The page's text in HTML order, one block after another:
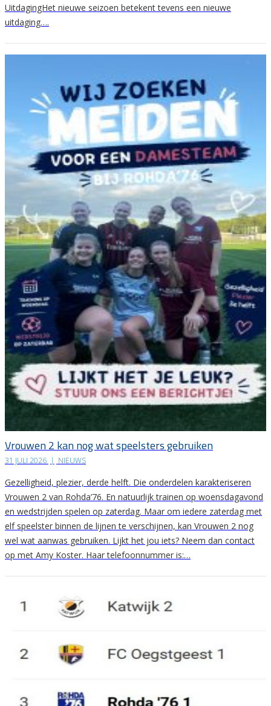
UitdagingHet nieuwe seizoen betekent tevens een nieuwe
uitdaging….
Vrouwen 2 kan nog wat speelsters gebruiken
31 JULI 2026 | NIEUWS
Gezelligheid, plezier, derde helft. Die onderdelen karakteriseren
Vrouwen 2 van Rohda’76. En natuurlijk trainen op woensdagavond
en wedstrijden spelen op zaterdag. Maar om iedere zaterdag met
elf speelster binnen de lijnen te verschijnen, kan Vrouwen 2 nog
wel wat aanwas gebruiken. Lijkt het jou iets? Neem dan contact
op met Amy Koster. Haar telefoonnummer is:…